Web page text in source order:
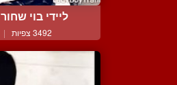
ליידי בוי
3492 צפיות |